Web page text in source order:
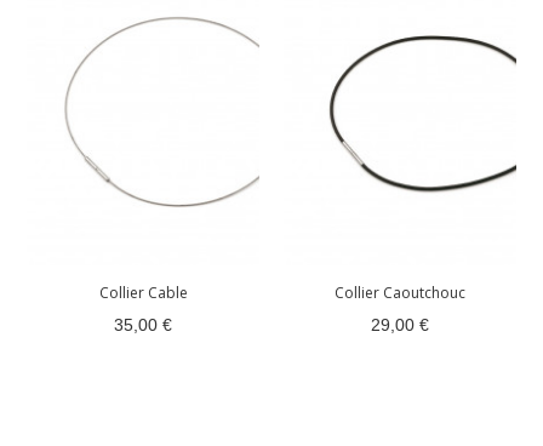
Collier Cable
35,00 €
Collier Caoutchouc
29,00 €